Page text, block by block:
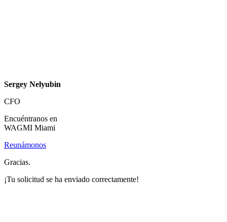
Sergey Nelyubin
CFO
Encuéntranos en
WAGMI Miami
Reunámonos
Gracias.
¡Tu solicitud se ha enviado correctamente!